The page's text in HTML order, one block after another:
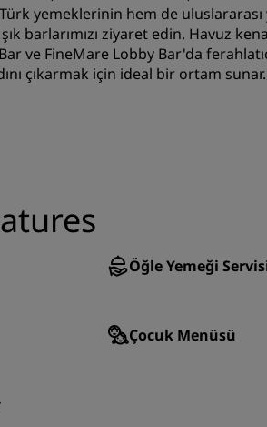
yemeklerinin hem de
barlarımızı ziyaret edin. Havuz
ve FineMare Lobby Bar'da
çıkarmak için ideal bir ortam sunar.
Öğle Yemeği
Çocuk Menüsü